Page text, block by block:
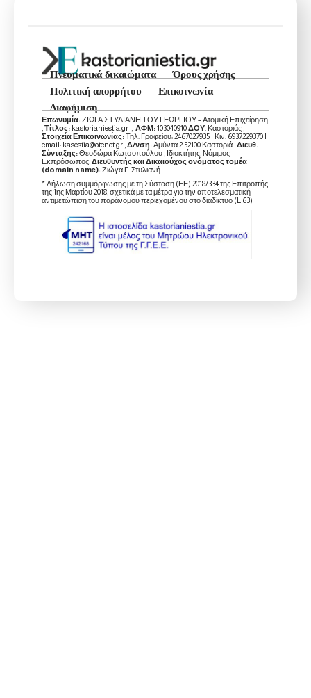
Πνευματικά δικαιώματα
Όρους χρήσης
Πολιτική απορρήτου
Επικοινωνία
Διαφήμιση
Επωνυμία:ΖΙΩΓΑ ΣΤΥΛΙΑΝΗ ΤΟΥ ΓΕΩΡΓΙΟΥ – Ατομική Επιχείρηση
Τίτλος: kastorianiestia.gr , ΑΦΜ:103040910ΔΟΥ: Καστοριάς ,
Στοιχεία Επικοινωνίας:Τηλ. Γραφείου: 2467027935 | Κιν. 6937229370 |
email: kasestia@otenet.gr , Δ/νση:Αμύντα 2 52100 Καστοριά . Διευθ.
Σύνταξης:Θεοδώρα Κωτσοπούλου , Ιδιοκτήτης, Νόμιμος
Εκπρόσωπος, Διευθυντής και Δικαιούχος ονόματος τομέα
(domain name):Ζιώγα Γ. Στυλιανή
* Δήλωση συμμόρφωσης με τη Σύσταση (ΕΕ) 2018/334 της Επιτροπής
της 1ης Μαρτίου 2018, σχετικά με τα μέτρα για την αποτελεσματική
αντιμετώπιση του παράνομου περιεχομένου στο διαδίκτυο (L 63)